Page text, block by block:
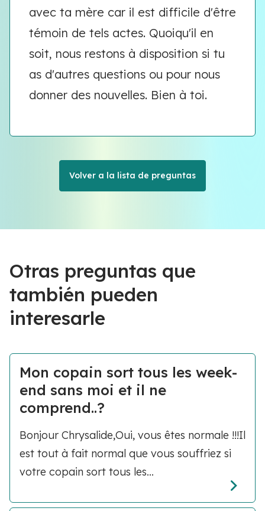
avec ta mère car il est difficile d'être
témoin de tels actes. Quoiqu'il en
soit, nous restons à disposition si tu
as d'autres questions ou pour nous
donner des nouvelles. Bien à toi.
Volver a la lista de preguntas
Otras preguntas que
también pueden
interesarle
Mon copain sort tous les week-
end sans moi et il ne
comprend..?
Bonjour Chrysalide,Oui, vous êtes normale !!!Il
est tout à fait normal que vous souffriez si
votre copain sort tous les...